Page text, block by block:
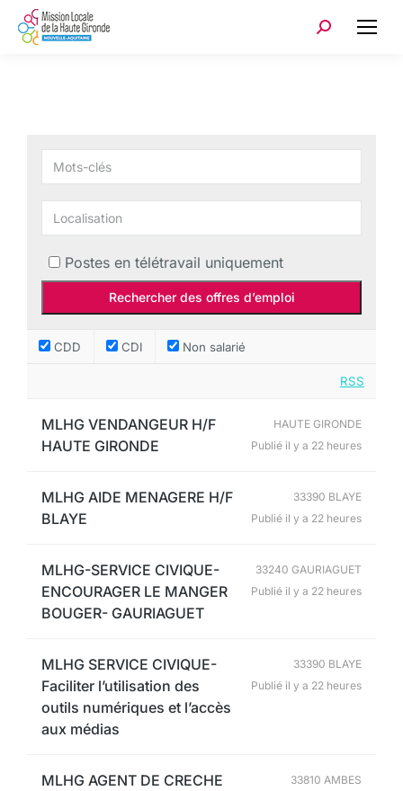
Postes en télétravail uniquement
CDD CDI Non salarié
RSS
MLHG VENDANGEUR H/F
HAUTE GIRONDE
HAUTE GIRONDE
Publié il y a 22 heures
MLHG AIDE MENAGERE H/F
BLAYE
33390 BLAYE
Publié il y a 22 heures
MLHG-SERVICE CIVIQUE-
ENCOURAGER LE MANGER
BOUGER- GAURIAGUET
33240 GAURIAGUET
Publié il y a 22 heures
MLHG SERVICE CIVIQUE-
Faciliter l’utilisation des
outils numériques et l’accès
aux médias
33390 BLAYE
Publié il y a 22 heures
MLHG AGENT DE CRECHE
33810 AMBES